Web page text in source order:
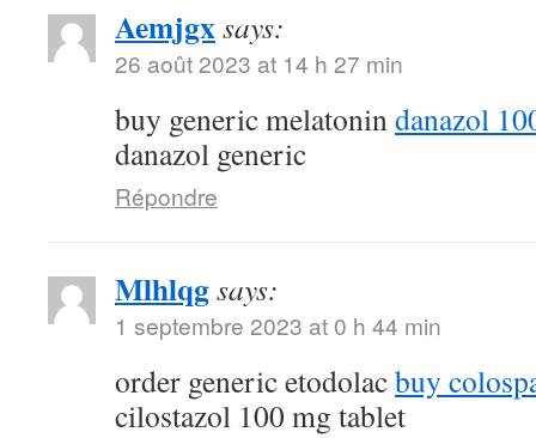
Aemjgxsays:
26 août 2023 at 14 h 27 min
buy generic melatonindanazol
danazol generic
Répondre
Mlhlqgsays:
1 septembre 2023 at 0 h 44 min
order generic etodolacbuy
cilostazol 100 mg tablet